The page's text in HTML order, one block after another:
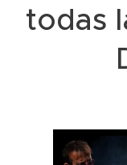
todas